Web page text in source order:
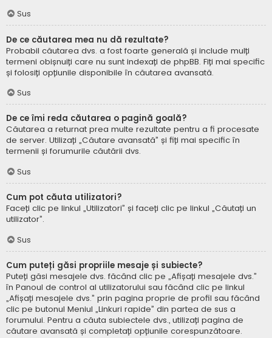
Sus
De ce căutarea mea nu dă rezultate?
Probabil căutarea dvs. a fost foarte generală și include mulți
termeni obișnuiți care nu sunt indexați de phpBB. Fiți mai specific
și folosiți opțiunile disponibile în căutarea avansată.
Sus
De ce îmi reda căutarea o pagină goală?
Căutarea a returnat prea multe rezultate pentru a fi procesate
de server. Utilizați „Căutare avansată” și fiți mai specific în
termenii și forumurile căutării dvs.
Sus
Cum pot căuta utilizatori?
Faceți clic pe linkul „Utilizatori” și faceți clic pe linkul „Căutați un
utilizator”.
Sus
Cum puteți găsi propriile mesaje și subiecte?
Puteți găsi mesajele dvs. făcând clic pe „Afișați mesajele dvs.”
în Panoul de control al utilizatorului sau făcând clic pe linkul
„Afișați mesajele dvs.” prin pagina proprie de profil sau făcând
clic pe butonul Meniul „Linkuri rapide” din partea de sus a
forumului. Pentru a căuta subiectele dvs., utilizați pagina de
căutare avansată și completați opțiunile corespunzătoare.